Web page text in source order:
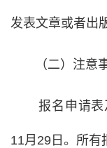
发表文章或者出
（二）注意
报名申请
11月29日。所有